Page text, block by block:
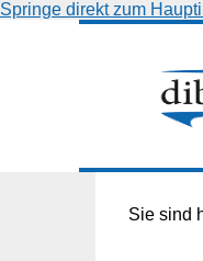
Springe direkt zum
Sie sind